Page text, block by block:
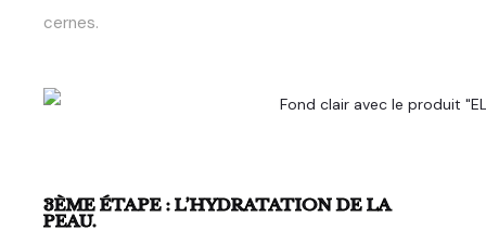
cernes.
3ÈME ÉTAPE : L’HYDRATATION DE LA
PEAU.